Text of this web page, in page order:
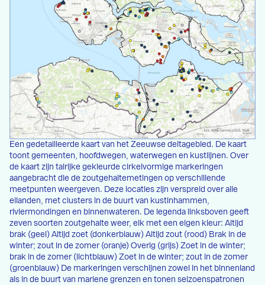
Een gedetailleerde kaart van het Zeeuwse deltagebied. De kaart
toont gemeenten, hoofdwegen, waterwegen en kustlijnen. Over
de kaart zijn talrijke gekleurde cirkelvormige markeringen
aangebracht die de zoutgehaltemetingen op verschillende
meetpunten weergeven. Deze locaties zijn verspreid over alle
eilanden, met clusters in de buurt van kustinhammen,
riviermondingen en binnenwateren. De legenda linksboven geeft
zeven soorten zoutgehalte weer, elk met een eigen kleur: Altijd
brak (geel) Altijd zoet (donkerblauw) Altijd zout (rood) Brak in de
winter; zout in de zomer (oranje) Overig (grijs) Zoet in de winter;
brak in de zomer (lichtblauw) Zoet in de winter; zout in de zomer
(groenblauw) De markeringen verschijnen zowel in het binnenland
als in de buurt van mariene grenzen en tonen seizoenspatronen